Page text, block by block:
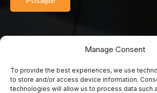
Manage Consent
To provide the best experiences, we use
to store and/or access device information.
technologies will allow us to process data such
© 2025 Srednja turističko-ugostiteljska
pridržana. Web by Rimac web